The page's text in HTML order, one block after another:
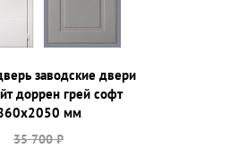
заводские двери
доррен грей софт
мм
35 700 ₽